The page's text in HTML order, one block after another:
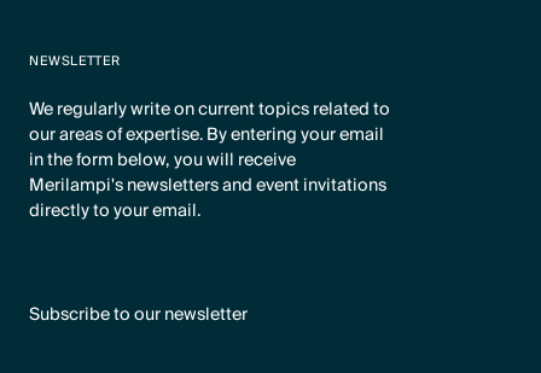
NEWSLETTER
We regularly write on current topics related to
our areas of expertise. By entering your email
in the form below, you will receive
Merilampi's newsletters and event invitations
directly to your email.
Subscribe to our newsletter